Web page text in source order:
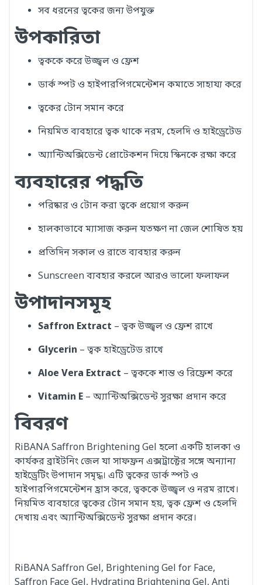
সব ধরনের ত্বকের জন্য উপযুক্ত
উপকারিতা
ত্বককে করে উজ্জ্বল ও ফ্রেশ
ডার্ক স্পট ও হাইপারপিগমেন্টেশন কমাতে সাহায্য করে
ত্বকের টোন সমান করে
নিয়মিত ব্যবহারে ত্বক থাকে নরম, হেলদি ও হাইড্রেটেড
অ্যান্টিঅক্সিডেন্ট প্রোটেকশন দিয়ে স্কিনকে রক্ষা করে
ব্যবহারের পদ্ধতি
পরিষ্কার ও টোন করা ত্বকে প্রয়োগ করুন
হালকাভাবে ম্যাসাজ করুন যতক্ষণ না জেল শোষিত হয়
প্রতিদিন সকাল ও রাতে ব্যবহার করুন
Sunscreen ব্যবহার করলে আরও ভালো ফলাফল
উপাদানসমূহ
Saffron Extract – ত্বক উজ্জ্বল ও ফ্রেশ রাখে
Glycerin – ত্বক হাইড্রেটেড রাখে
Aloe Vera Extract – ত্বককে শান্ত ও রিফ্রেশ করে
Vitamin E – অ্যান্টিঅক্সিডেন্ট সুরক্ষা প্রদান করে
বিবরণ
RiBANA Saffron Brightening Gel হলো একটি হালকা ও
কার্যকর ব্রাইটনিং জেল যা সাফফ্রন এক্সট্রাক্টের সঙ্গে অন্যান্য
হাইড্রেটিং উপাদান সমৃদ্ধ। এটি ত্বকের ডার্ক স্পট ও
হাইপারপিগমেন্টেশন হ্রাস করে, ত্বককে উজ্জ্বল ও নরম রাখে।
নিয়মিত ব্যবহারে ত্বকের টোন সমান হয়, ত্বক ফ্রেশ ও হেলদি
দেখায় এবং অ্যান্টিঅক্সিডেন্ট সুরক্ষা প্রদান করে।
RiBANA Saffron Gel, Brightening Gel for Face,